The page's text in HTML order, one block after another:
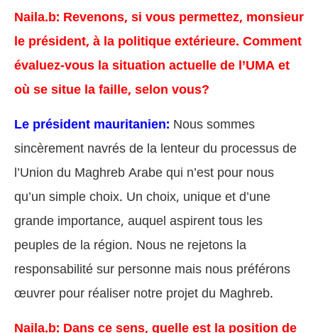
Naila.b: Revenons, si vous permettez, monsieur
le président, à la politique extérieure. Comment
évaluez-vous la situation actuelle de l’UMA et
où se situe la faille, selon vous?
Le président mauritanien:Nous sommes
sincèrement navrés de la lenteur du processus de
l’Union du Maghreb Arabe qui n’est pour nous
qu’un simple choix. Un choix, unique et d’une
grande importance, auquel aspirent tous les
peuples de la région. Nous ne rejetons la
responsabilité sur personne mais nous préférons
œuvrer pour réaliser notre projet du Maghreb.